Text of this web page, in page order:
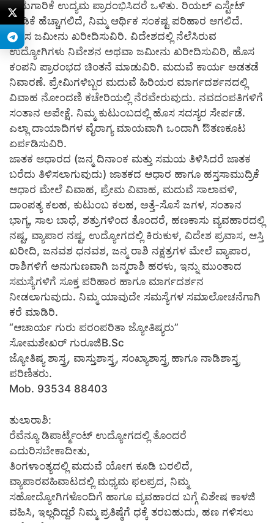
ಹೈನುಗಾರಿಕೆ ಉದ್ಯಮ ಪ್ರಾರಂಭಿಸಿದರೆ ಒಳಿತು. ರಿಯಲ್ ಎಸ್ಟೇಟ್
ಬೇಡಿಕೆ ಹೆಚ್ಚಾಗಲಿದೆ, ನಿಮ್ಮ ಆರ್ಥಿಕ ಸಂಕಷ್ಟ ಪರಿಹಾರ ಆಗಲಿದೆ.
ಹೊಸ ಜಮೀನು ಖರೀದಿಸುವಿರಿ. ವಿದೇಶದಲ್ಲಿ ನೆಲೆಸಿರುವ
ಉದ್ಯೋಗಿಗಳು ನಿವೇಶನ ಅಥವಾ ಜಮೀನು ಖರೀದಿಸುವಿರಿ, ಹೊಸ
ಕಂಪನಿ ಪ್ರಾರಂಭದ ಚಿಂತನೆ ಮಾಡುವಿರಿ. ಮದುವೆ ಕಾರ್ಯ ಅಡತಡೆ
ನಿವಾರಣೆ. ಪ್ರೇಮಿಗಳಿಬ್ಬರ ಮದುವೆ ಹಿರಿಯರ ಮಾರ್ಗದರ್ಶನದಲ್ಲಿ
ವಿವಾಹ ನೋಂದಣಿ ಕಚೇರಿಯಲ್ಲಿ ನೆರವೇರುವುದು. ನವದಂಪತಿಗಳಿಗೆ
ಸಂತಾನ ಅಪೇಕ್ಷೆ. ನಿಮ್ಮ ಕುಟುಂಬದಲ್ಲಿ ಹೊಸ ಸದಸ್ಯರ ಸೇರ್ಪಡೆ.
ಎಲ್ಲಾ ದಾಯಾದಿಗಳ ವೈರಾಗ್ಯ ಮಾಯವಾಗಿ ಒಂದಾಗಿ ಔತಣಕೂಟ
ಏರ್ಪಡಿಸುವಿರಿ.
ಜಾತಕ ಆಧಾರದ (ಜನ್ಮ ದಿನಾಂಕ ಮತ್ತು ಸಮಯ ತಿಳಿಸಿದರೆ ಜಾತಕ
ಬರೆದು ತಿಳಿಸಲಾಗುವುದು) ಜಾತಕದ ಆಧಾರ ಹಾಗೂ ಹಸ್ತಸಾಮುದ್ರಿಕೆ
ಆಧಾರ ಮೇಲೆ ವಿವಾಹ, ಪ್ರೇಮ ವಿವಾಹ, ಮದುವೆ ಸಾಲಾವಳಿ,
ದಾಂಪತ್ಯ ಕಲಹ, ಕುಟುಂಬ ಕಲಹ, ಅತ್ತೆ-ಸೊಸೆ ಜಗಳ, ಸಂತಾನ
ಭಾಗ್ಯ, ಸಾಲ ಬಾಧೆ, ಶತ್ರುಗಳಿಂದ ತೊಂದರೆ, ಹಣಕಾಸು ವ್ಯವಹಾರದಲ್ಲಿ
ನಷ್ಟ, ವ್ಯಾಪಾರ ನಷ್ಟ, ಉದ್ಯೋಗದಲ್ಲಿ ಕಿರುಕುಳ, ವಿದೇಶ ಪ್ರವಾಸ, ಆಸ್ತಿ
ಖರೀದಿ, ಜನವಶ ಧನವಶ, ಜನ್ಮ ರಾಶಿ ನಕ್ಷತ್ರಗಳ ಮೇಲೆ ವ್ಯಾಪಾರ,
ರಾಶಿಗಳಿಗೆ ಅನುಗುಣವಾಗಿ ಜನ್ಮರಾಶಿ ಹರಳು, ಇನ್ನು ಮುಂತಾದ
ಸಮಸ್ಯೆಗಳಿಗೆ ಸೂಕ್ತ ಪರಿಹಾರ ಹಾಗೂ ಮಾರ್ಗದರ್ಶನ
ನೀಡಲಾಗುವುದು. ನಿಮ್ಮ ಯಾವುದೇ ಸಮಸ್ಯೆಗಳ ಸಮಾಲೋಚನೆಗಾಗಿ
ಕರೆ ಮಾಡಿರಿ.
“ಆಚಾರ್ಯ ಗುರು ಪರಂಪರಿತಾ ಜ್ಯೋತಿಷ್ಯರು”
ಸೋಮಶೇಖರ್ ಗುರೂಜಿB.Sc
ಜ್ಯೋತಿಷ್ಯ ಶಾಸ್ತ್ರ, ವಾಸ್ತುಶಾಸ್ತ್ರ, ಸಂಖ್ಯಾಶಾಸ್ತ್ರ ಹಾಗೂ ನಾಡಿಶಾಸ್ತ್ರ
ಪರಿಣಿತರು.
Mob. 93534 88403
ತುಲಾರಾಶಿ:
ರೆವೆನ್ಯೂ ಡಿಪಾರ್ಟ್ಮೆಂಟ್ ಉದ್ಯೋಗದಲ್ಲಿ ತೊಂದರೆ
ಎದುರಿಸಬೇಕಾದೀತು,
ತಿಂಗಳಾಂತ್ಯದಲ್ಲಿ ಮದುವೆ ಯೋಗ ಕೂಡಿ ಬರಲಿದೆ,
ವ್ಯಾಪಾರವಹಿವಾಟದಲ್ಲಿ ಮಧ್ಯಮ ಫಲಪ್ರದ, ನಿಮ್ಮ
ಸಹೋದ್ಯೋಗಿಗಳೊಂದಿಗೆ ಹಾಗೂ ವ್ಯವಹಾರದ ಬಗ್ಗೆ ವಿಶೇಷ ಕಾಳಜಿ
ವಹಿಸಿ, ಇಲ್ಲದಿದ್ದರೆ ನಿಮ್ಮ ಪ್ರತಿಷ್ಠೆಗೆ ಧಕ್ಕೆ ತರಬಹುದು, ಹಣ ಗಳಿಸಲು